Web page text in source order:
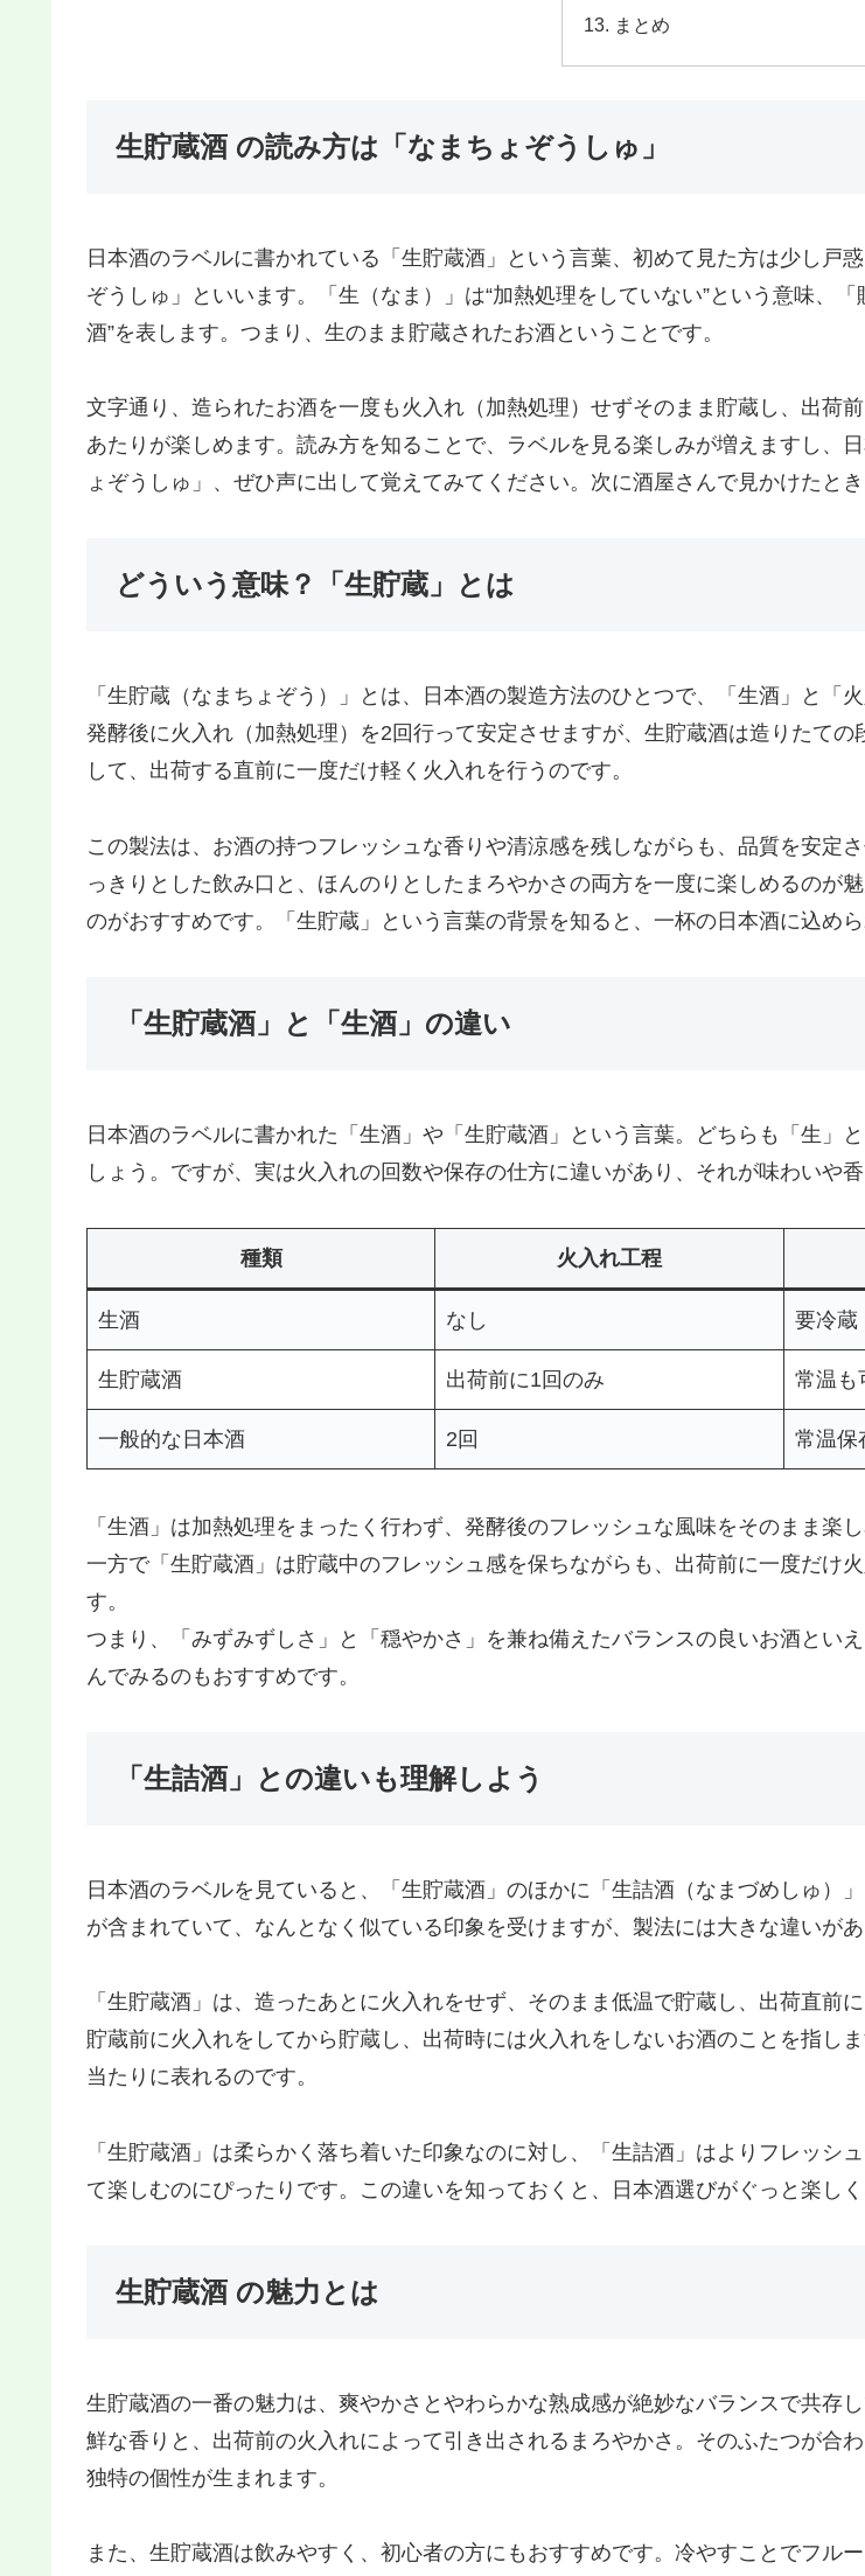
まとめ
生貯蔵酒 の読み方は「なまちょぞうしゅ」
日本酒のラベルに書かれている「生貯蔵酒 」という言葉、初めて見た方は少し戸
ぞうしゅ」といいます。「生（なま）」は“加熱処理をしていない”という意味、
酒”を表します。つまり、生のまま貯蔵されたお酒ということです。
文字通り、造られたお酒を一度も火入れ（加熱処理）せずそのまま貯蔵し、出荷
あたりが楽しめます。読み方を知ることで、ラベルを見る楽しみが増えますし、
ょぞうしゅ」、ぜひ声に出して覚えてみてください。次に酒屋さんで見かけたと
どういう意味？「生貯蔵」とは
「生貯蔵（なまちょぞう）」とは、日本酒の製造方法のひとつで、「生酒」と
発酵後に火入れ（加熱処理）を2回行って安定させますが、生貯蔵酒は造りたて
して、出荷する直前に一度だけ軽く火入れを行うのです。
この製法は、お酒の持つフレッシュな香りや清涼感を残しながらも、品質を安定
っきりとした飲み口と、ほんのりとしたまろやかさの両方を一度に楽しめるのが
のがおすすめです。「生貯蔵」という言葉の背景を知ると、一杯の日本酒に込め
「生貯蔵酒 」と「生酒 」の違い
日本酒のラベルに書かれた「生酒」や「生貯蔵酒 」という言葉。どちらも「生
しょう。ですが、実は火入れの回数や保存の仕方に違いがあり、それが味わいや
種類 火入れ工程
生酒 なし 要冷蔵
生貯蔵酒 出荷前に1回のみ 常温も
一般的な日本酒 2回 常温保
「生酒」は加熱処理をまったく行わず、発酵後のフレッシュな風味をそのまま楽
一方で「生貯蔵酒 」は貯蔵中のフレッシュ感を保ちながらも、出荷前に一度だけ
す。
つまり、「みずみずしさ」と「穏やかさ」を兼ね備えたバランスの良いお酒とい
んでみるのもおすすめです。
「生詰酒 」との違いも理解しよう
日本酒のラベルを見ていると、「生貯蔵酒 」のほかに「生詰酒 （なまづめしゅ）
が含まれていて、なんとなく似ている印象を受けますが、製法には大きな違いがあ
「生貯蔵酒 」は、造ったあとに火入れをせず、そのまま低温で貯蔵し、出荷直前
貯蔵前に火入れをしてから貯蔵し、出荷時には火入れをしないお酒のことを指し
当たりに表れるのです。
「生貯蔵酒 」は柔らかく落ち着いた印象なのに対し、「生詰酒 」はよりフレッ
て楽しむのにぴったりです。この違いを知っておくと、日本酒選びがぐっと楽しく
生貯蔵酒 の魅力とは
生貯蔵酒 の一番の魅力は、爽やかさとやわらかな熟成感が絶妙なバランスで共存
鮮な香りと、出荷前の火入れによって引き出されるまろやかさ。そのふたつが合
独特の個性が生まれます。
また、生貯蔵酒 は飲みやすく、初心者の方にもおすすめです。冷やすことでフル